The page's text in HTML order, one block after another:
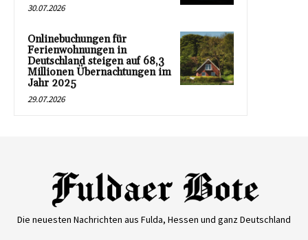
30.07.2026
Onlinebuchungen für
Ferienwohnungen in
Deutschland steigen auf 68,3
Millionen Übernachtungen im
Jahr 2025
29.07.2026
Die neuesten Nachrichten aus Fulda, Hessen und ganz Deutschland